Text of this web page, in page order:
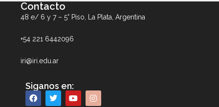
Contacto
48 e/ 6 y 7 – 5° Piso, La Plata, Argentina
+54 221 6442096
iri@iri.edu.ar
Siganos en: